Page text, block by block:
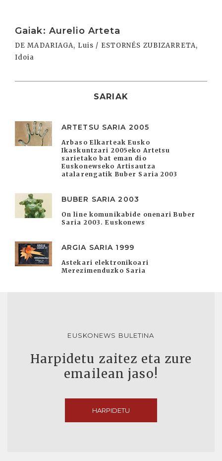
Gaiak: Aurelio Arteta
DE MADARIAGA, Luis / ESTORNÉS ZUBIZARRETA,
Idoia
SARIAK
ARTETSU SARIA 2005
Arbaso Elkarteak Eusko
Ikaskuntzari 2005eko Artetsu
sarietako bat eman dio
Euskonewseko Artisautza
atalarengatik Buber Saria 2003
BUBER SARIA 2003
On line komunikabide onenari Buber
Saria 2003. Euskonews
ARGIA SARIA 1999
Astekari elektronikoari
Merezimenduzko Saria
EUSKONEWS BULETINA
Harpidetu zaitez eta zure
emailean jaso!
HARPIDETU